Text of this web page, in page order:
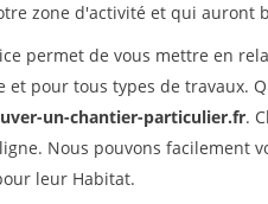
zone d'activité et qui auront
permet de vous mettre en
et pour tous types de travaux.
un-chantier-particulier.fr.
Nous pouvons facilement
leur Habitat.